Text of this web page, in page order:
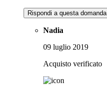
Rispondi a questa domanda
Nadia
09 luglio 2019
Acquisto verificato